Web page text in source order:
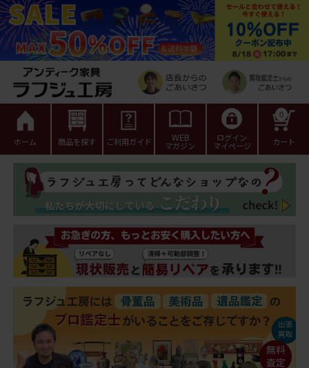
ホーム 商品を探す ご利用ガイド WEB
マガジン
ログイン
マイページ カート
0